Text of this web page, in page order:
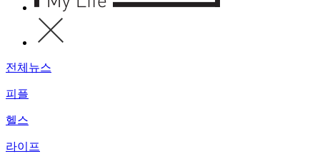
전체뉴스
피플
헬스
라이프